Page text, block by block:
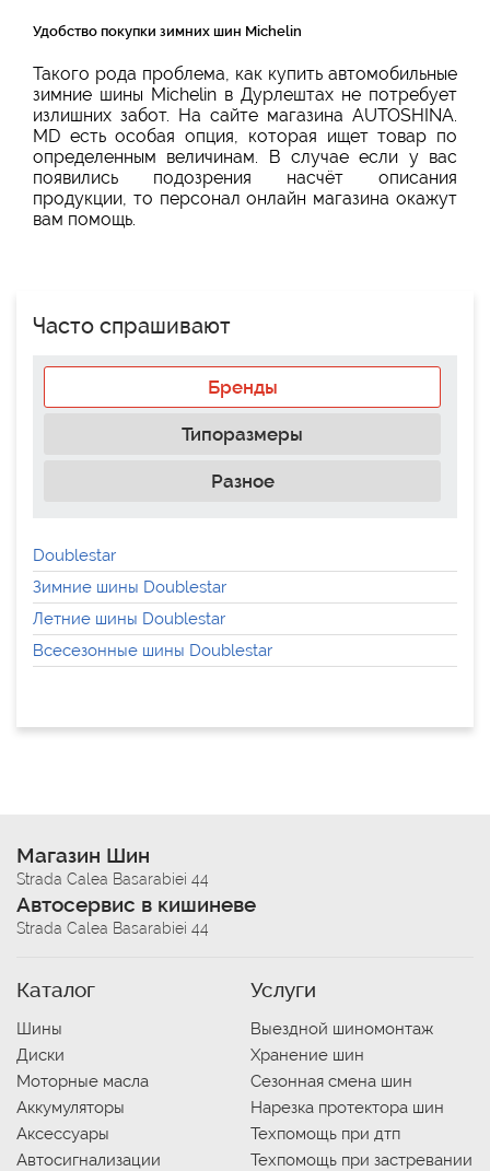
Удобство покупки зимних шин Michelin
Такого рода проблема, как купить автомобильные
зимние шины Michelin в Дурлештах не потребует
излишних забот. На сайте магазина AUTOSHINA.
MD есть особая опция, которая ищет товар по
определенным величинам. В случае если у вас
появились подозрения насчёт описания
продукции, то персонал онлайн магазина окажут
вам помощь.
Часто спрашивают
Бренды
Типоразмеры
Разное
Doublestar
Зимние шины Doublestar
Летние шины Doublestar
Всесезонные шины Doublestar
Магазин Шин
Strada Calea Basarabiei 44
Автосервис в кишиневе
Strada Calea Basarabiei 44
Каталог
Шины
Диски
Моторные масла
Аккумуляторы
Аксессуары
Автосигнализации
Услуги
Выездной шиномонтаж
Хранение шин
Сезонная смена шин
Нарезка протектора шин
Техпомощь при дтп
Техпомощь при застревании